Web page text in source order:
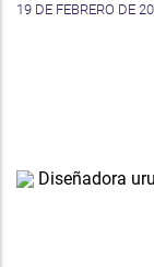
19 DE FEBRERO DE